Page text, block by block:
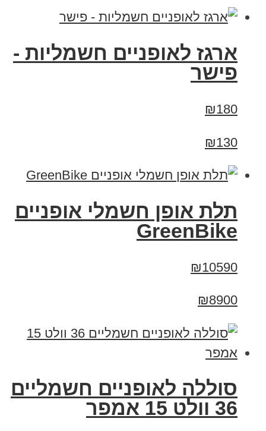
ארגז לאופניים חשמליות -
פישר
₪180
₪130
תלת אופן חשמלי אופניים
GreenBike
₪10590
₪8900
סוללה לאופניים חשמליים
36 וולט 15 אמפר